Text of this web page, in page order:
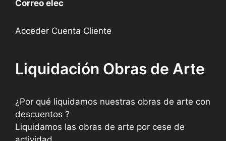
Correo elec
Acceder Cuenta Cliente
Liquidación Obras de Arte
¿Por qué liquidamos nuestras obras de arte con
descuentos ?
Liquidamos las obras de arte por cese de